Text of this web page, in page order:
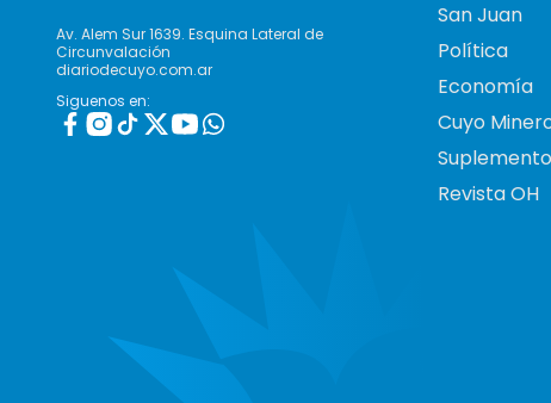
Av. Alem Sur 1639. Esquina Lateral de
Circunvalación
diariodecuyo.com.ar
Siguenos en:
San Juan
Política
Economía
Cuyo
Revista OH